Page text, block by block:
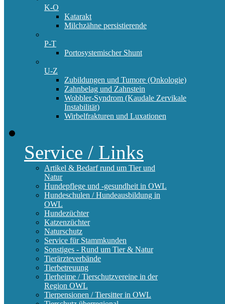
K-O
Katarakt
Milchzähne persistierende
P-T
Portosystemischer Shunt
U-Z
Zubildungen und Tumore (Onkologie)
Zahnbelag und Zahnstein
Wobbler-Syndrom (Kaudale Zervikale
Instabilität)
Wirbelfrakturen und Luxationen
Service / Links
Artikel & Bedarf rund um Tier und
Natur
Hundepflege und -gesundheit in OWL
Hundeschulen / Hundeausbildung in
OWL
Hundezüchter
Katzenzüchter
Naturschutz
Service für Stammkunden
Sonstiges - Rund um Tier & Natur
Tierärzteverbände
Tierbetreuung
Tierheime / Tierschutzvereine in der
Region OWL
Tierpensionen / Tiersitter in OWL